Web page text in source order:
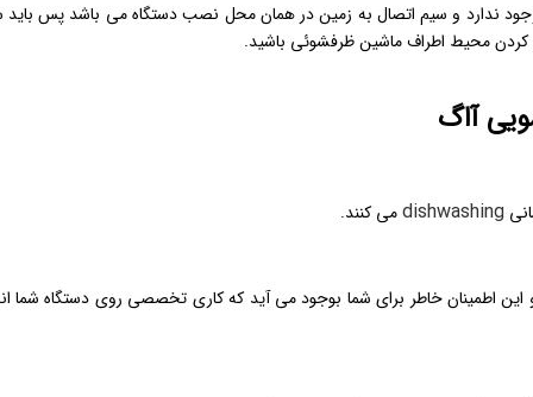
ندارد و سیم اتصال به زمین در همان محل نصب دستگاه می باشد پس باید
کردن محیط اطراف ماشین ظرفشوئی باشید.
آاگ
dishwashingمی کنند.
گرانتی می کنند و این اطمینان خاطر برای شما بوجود می آید که کاری تخصصی روی دستگاه شما